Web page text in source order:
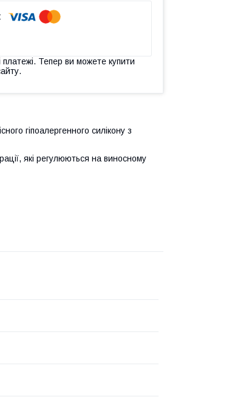
платежі. Тепер ви можете купити
гіпоалергенного силікону з
які регулюються на виносному